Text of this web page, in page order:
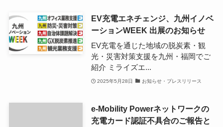
EV充電エネチェンジ、九州イノベ
ーションWEEK 出展のお知らせ
EV充電を通じた地域の脱炭素・観
光・災害対策支援を九州・福岡でご
紹介 ミライズエ...
2025年5月28日 お知らせ・プレスリリース
e-Mobility Powerネットワークの
充電カード認証不具合のご報告と